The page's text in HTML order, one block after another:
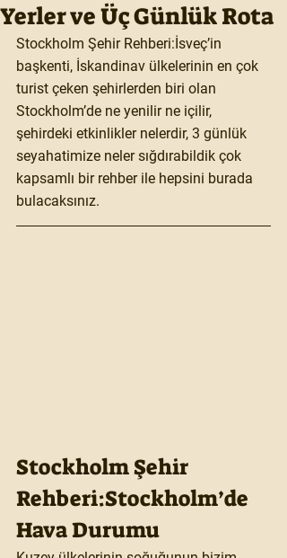
Yerler ve Üç Günlük Rota
Stockholm Şehir Rehberi:İsveç’in
başkenti, İskandinav ülkelerinin en çok
turist çeken şehirlerden biri olan
Stockholm’de ne yenilir ne içilir,
şehirdeki etkinlikler nelerdir, 3 günlük
seyahatimize neler sığdırabildik çok
kapsamlı bir rehber ile hepsini burada
bulacaksınız.
Stockholm Şehir
Rehberi:Stockholm’de
Hava Durumu